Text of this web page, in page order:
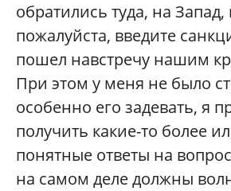
обратились туда, на Запад,
пожалуйста, введите
пошел навстречу нашим
При этом у меня не было
особенно его задевать, я
получить какие-то более
понятные ответы на
на самом деле должны